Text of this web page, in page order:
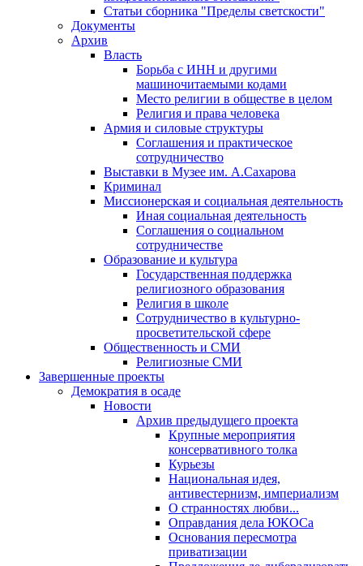
Статьи сборника "Пределы светскости"
Документы
Архив
Власть
Борьба с ИНН и другими
машиночитаемыми кодами
Место религии в обществе в целом
Религия и права человека
Армия и силовые структуры
Соглашения и практическое
сотрудничество
Выставки в Музее им. А.Сахарова
Криминал
Миссионерская и социальная деятельность
Иная социальная деятельность
Соглашения о социальном
сотрудничестве
Образование и культура
Государственная поддержка
религиозного образования
Религия в школе
Сотрудничество в культурно-
просветительской сфере
Общественность и СМИ
Религиозные СМИ
Завершенные проекты
Демократия в осаде
Новости
Архив предыдущего проекта
Крупные мероприятия
консервативного толка
Курьезы
Национальная идея,
антивестернизм, империализм
О странностях любви...
Оправдания дела ЮКОСа
Основания пересмотра
приватизации